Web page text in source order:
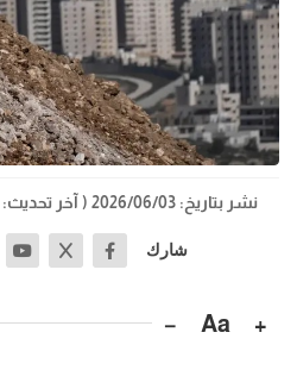
نشر بتاريخ: 2026/06/03 ( آخر تحديث: 2026/06/03 الساعة: 15:34 )
شارك
+
Aa
−